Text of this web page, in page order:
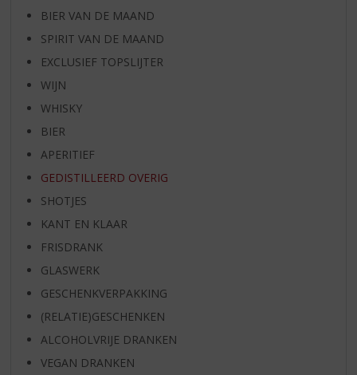
BIER VAN DE MAAND
SPIRIT VAN DE MAAND
EXCLUSIEF TOPSLIJTER
WIJN
WHISKY
BIER
APERITIEF
GEDISTILLEERD OVERIG
SHOTJES
KANT EN KLAAR
FRISDRANK
GLASWERK
GESCHENKVERPAKKING
(RELATIE)GESCHENKEN
ALCOHOLVRIJE DRANKEN
VEGAN DRANKEN